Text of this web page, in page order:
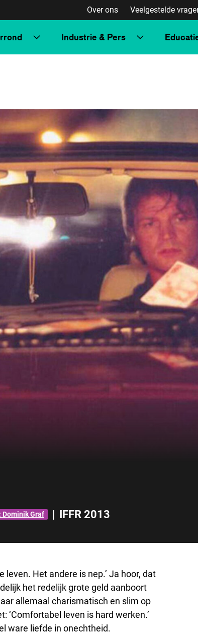
Over ons Veelgestelde
Industrie & Pers
Dominik Graf | IFFR 2013
leven. Het andere is nep.’ Ja hoor, dat
het redelijk grote geld aanboort
allemaal charismatisch en slim op
leven is hard werken.’
ware liefde in onechtheid.